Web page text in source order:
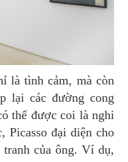
lại các đường cong
thể được coi là nghi
Picasso đại diện cho
của ông. Ví dụ,